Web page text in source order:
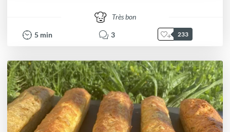
Très bon
5 min 3 233